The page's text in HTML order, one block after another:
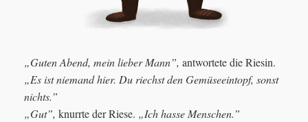
„Guten Abend, mein lieber Mann”, antwortete die Riesin.
„Es ist niemand hier. Du riechst den Gemüseeintopf, sonst
nichts.”
„Gut”, knurrte der Riese. „Ich hasse Menschen.”